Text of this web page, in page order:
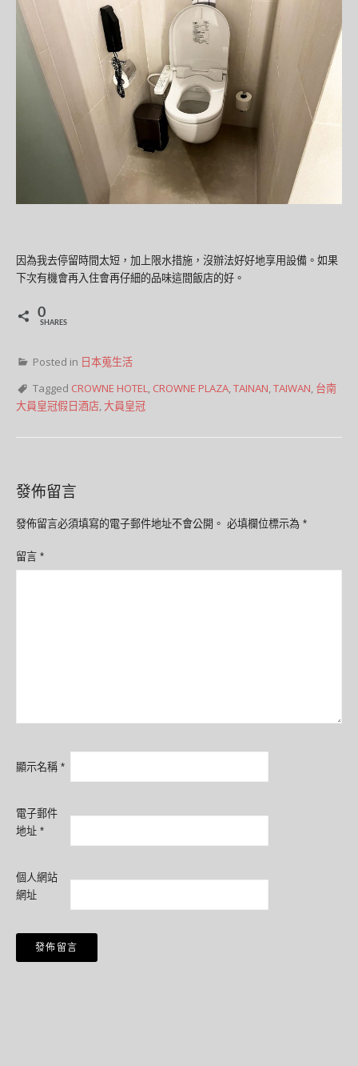
因為我去停留時間太短，加上限水措施，沒辦法好好地享用設備。如果
下次有機會再入住會再仔細的品味這間飯店的好。
0
SHARES
Posted in 日本蒐生活
Tagged CROWNE HOTEL, CROWNE PLAZA,TAINAN,TAIWAN, 台南
大員皇冠假日酒店,大員皇冠
發佈留言
發佈留言必須填寫的電子郵件地址不會公開。 必填欄位標示為 *
留言 *
顯示名稱 *
電子郵件
地址 *
個人網站
網址